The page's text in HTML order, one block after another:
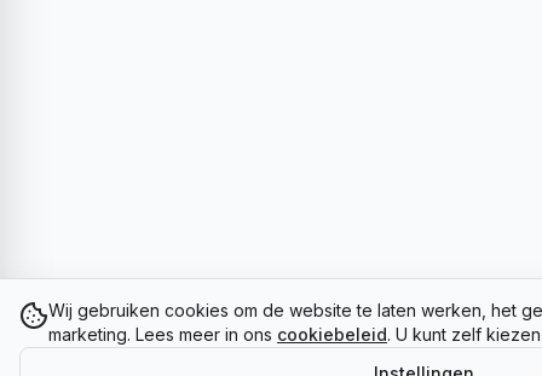
Wij gebruiken cookies om de website te laten werken, het
marketing. Lees meer in ons cookiebeleid. U kunt zelf